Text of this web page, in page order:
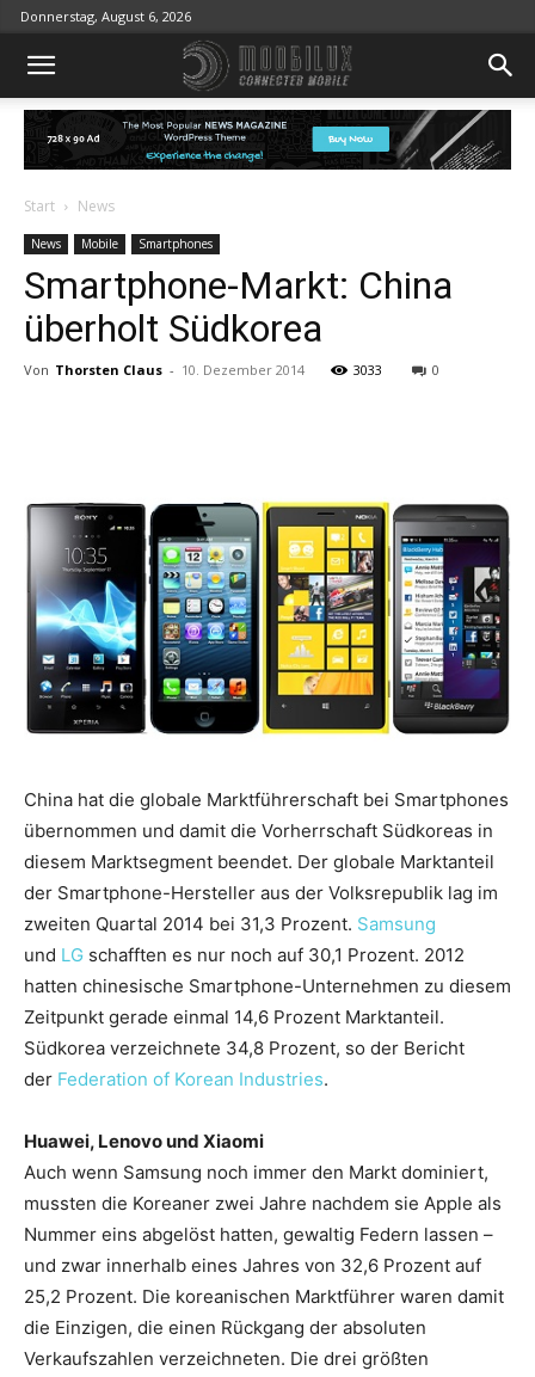
Donnerstag, August 6, 2026
Start News
News Mobile Smartphones
Smartphone-Markt: China
überholt Südkorea
Von Thorsten Claus - 10. Dezember 2014 3033 0
China hat die globale Marktführerschaft bei Smartphones
übernommen und damit die Vorherrschaft Südkoreas in
diesem Marktsegment beendet. Der globale Marktanteil
der Smartphone-Hersteller aus der Volksrepublik lag im
zweiten Quartal 2014 bei 31,3 Prozent. Samsung
und LG schafften es nur noch auf 30,1 Prozent. 2012
hatten chinesische Smartphone-Unternehmen zu diesem
Zeitpunkt gerade einmal 14,6 Prozent Marktanteil.
Südkorea verzeichnete 34,8 Prozent, so der Bericht
der Federation of Korean Industries.
Huawei, Lenovo und Xiaomi
Auch wenn Samsung noch immer den Markt dominiert,
mussten die Koreaner zwei Jahre nachdem sie Apple als
Nummer eins abgelöst hatten, gewaltig Federn lassen –
und zwar innerhalb eines Jahres von 32,6 Prozent auf
25,2 Prozent. Die koreanischen Marktführer waren damit
die Einzigen, die einen Rückgang der absoluten
Verkaufszahlen verzeichneten. Die drei größten